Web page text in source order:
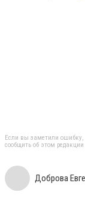
Если вы заметили ошибку,
сообщить об этом редакции
Доброва